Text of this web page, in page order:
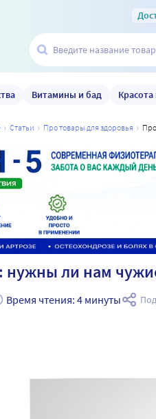
Витамины и бад
статьи про товары для здоровья
нужны ли нам
Время чтения: 4 минуты